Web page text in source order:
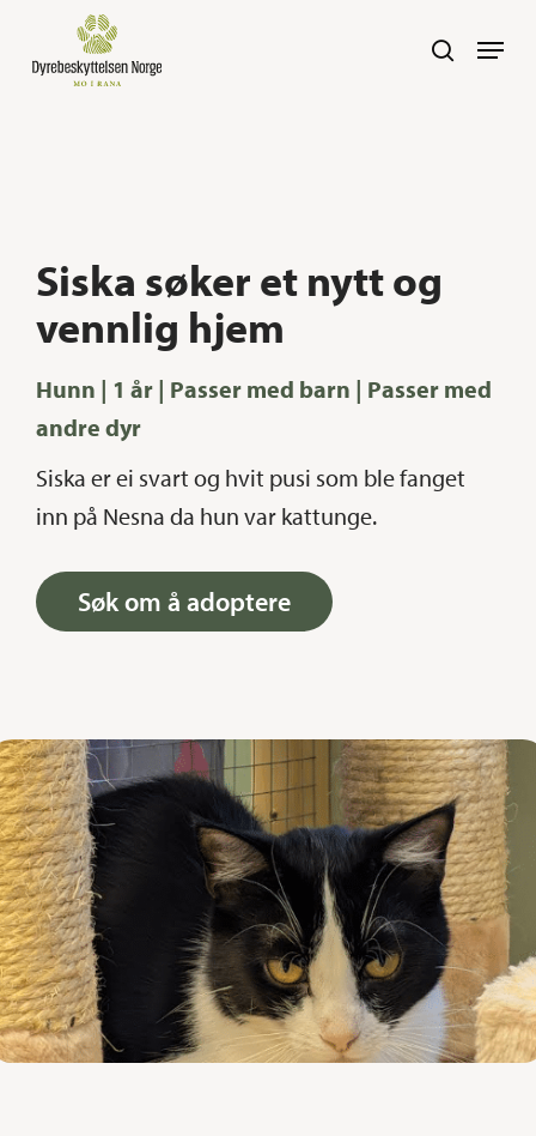
search
Siska søker et nytt og
vennlig hjem
Hunn | 1 år | Passer med barn | Passer med
andre dyr
Siska er ei svart og hvit pusi som ble fanget
inn på Nesna da hun var kattunge.
Søk om å adoptere